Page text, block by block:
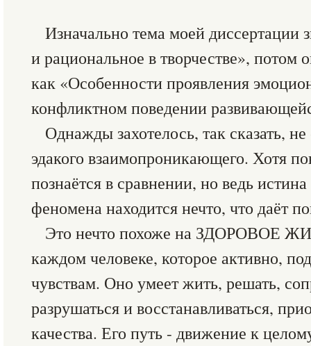
Изначально тема моей диссертации
и рациональное в творчестве», потом
как «Особенности проявления
конфликтном поведении
Однажды захотелось, так сказать,
эдакого взаимопроникающего. Хотя
познаётся в сравнении, но ведь
феномена находится нечто, что даёт
Это нечто похоже на ЗДОРОВОЕ
каждом человеке, которое активно,
чувствам. Оно умеет жить, решать,
разрушаться и восстанавливаться,
качества. Его путь - движение к